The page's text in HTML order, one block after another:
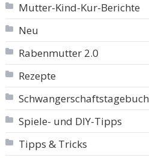
Mutter-Kind-Kur-Berichte
Neu
Rabenmutter 2.0
Rezepte
Schwangerschaftstagebuch
Spiele- und DIY-Tipps
Tipps & Tricks